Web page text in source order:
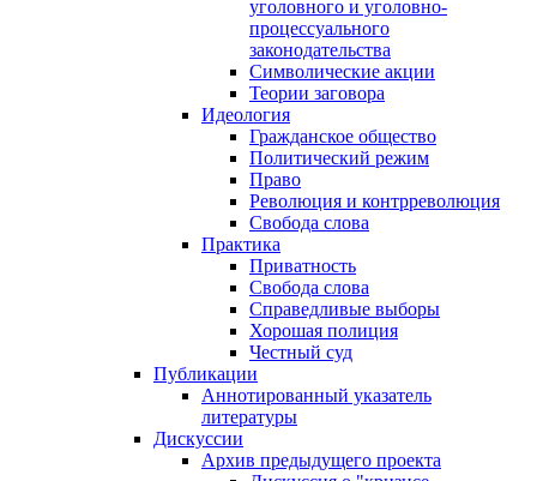
уголовного и уголовно-
процессуального
законодательства
Символические акции
Теории заговора
Идеология
Гражданское общество
Политический режим
Право
Революция и контрреволюция
Свобода слова
Практика
Приватность
Свобода слова
Справедливые выборы
Хорошая полиция
Честный суд
Публикации
Аннотированный указатель
литературы
Дискуссии
Архив предыдущего проекта